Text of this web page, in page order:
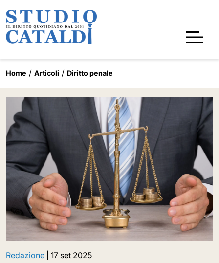
Home Articoli Diritto penale
Redazione 17 set 2025